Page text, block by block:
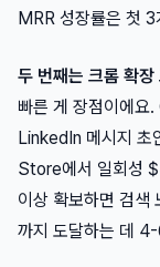
MRR 성장률은 첫
두 번째는 크롬 확장
빠른 게 장점이에요
LinkedIn 메시지
Store에서 일회성
이상 확보하면 검
까지 도달하는 데